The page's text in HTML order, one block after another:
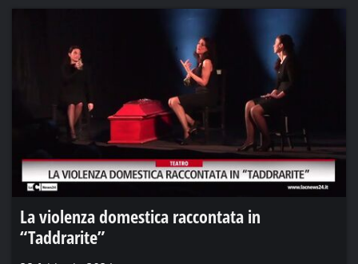
La violenza domestica raccontata in
“Taddrarite”